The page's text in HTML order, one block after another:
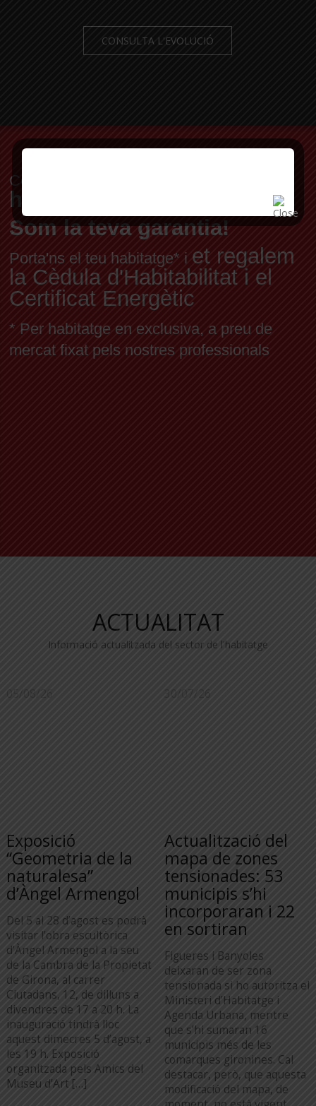
CONSULTA L'EVOLUCIÓ
Confia'ns la
habitatge.
Som la teva garantia!
Porta'ns el teu habitatge* i et regalem
la Cèdula d'Habitabilitat i el
Certificat Energètic
* Per habitatge en exclusiva, a preu de
mercat fixat pels nostres professionals
ACTUALITAT
Informació actualitzada del sector de l'habitatge
05/08/26
Exposició
“Geometria de la
naturalesa”
d’Àngel Armengol
Del 5 al 28 d’agost es podrà
visitar l’obra escultòrica
d’Àngel Armengol a la seu
de la Cambra de la Propietat
de Girona, al carrer
Ciutadans, 12, de dilluns a
divendres de 17 a 20 h. La
inauguració tindrà lloc
aquest dimecres 5 d’agost, a
les 19 h. Exposició
organitzada pels Amics del
Museu d’Art […]
30/07/26
Actualització del
mapa de zones
tensionades: 53
municipis s’hi
incorporaran i 22
en sortiran
Figueres i Banyoles
deixaran de ser zona
tensionada si ho autoritza el
Ministeri d’Habitatge i
Agenda Urbana, mentre
que s’hi sumaran 16
municipis més de les
comarques gironines. Cal
destacar, però, que aquesta
modificació del mapa, de